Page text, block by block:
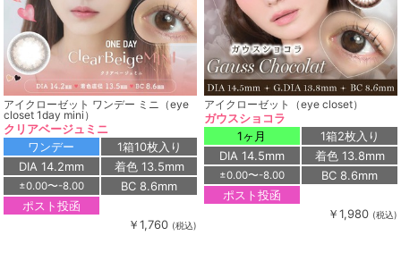
アイクローゼット ワンデー ミニ（eye
closet 1day mini）
クリアベージュミニ
ワンデー
1箱10枚入り
DIA 14.2mm
着色 13.5mm
±0.00〜-8.00
BC 8.6mm
ポスト投函
￥1,760 (税込)
アイクローゼット（eye closet）
ガウスショコラ
1ヶ月
1箱2枚入り
DIA 14.5mm
着色 13.8mm
±0.00〜-8.00
BC 8.6mm
ポスト投函
￥1,980 (税込)